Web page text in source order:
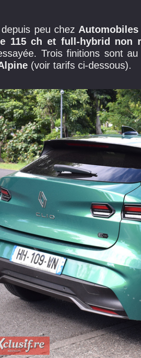
depuis peu chezAutomobiles
115 ch et full-hybrid non
Trois finitions sont au
(voir tarifs ci-dessous).